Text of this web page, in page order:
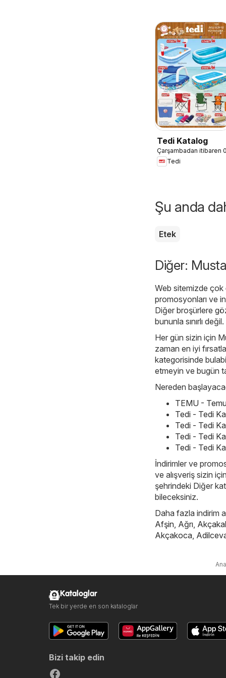
Tedi Katalog
Çarşambadan itibaren
Tedi
Şu anda
Etek
Diğer:
Web sitemizde çok
promosyonları ve
Diğer broşürlere
bununla sınırlı
Her gün sizin için
zaman en iyi
kategorisinde
etmeyin ve bugün
Nereden
TEMU -
Tedi - Tedi
Tedi - Tedi
Tedi - Tedi
Tedi - Tedi
İndirimler ve
ve alışveriş sizin
şehrindeki Diğer
bileceksiniz.
Daha fazla indirim
Afşin Ağrı
Akçakoca
Kataloglar
Tek bir yerde en son kataloglar
Bizi takip edin